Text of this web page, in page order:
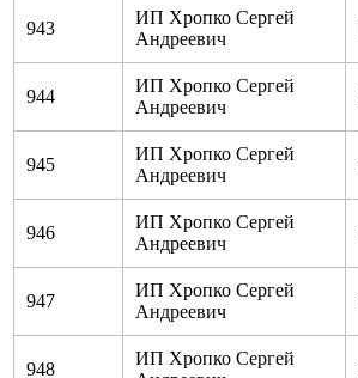
943
ИП Хропко Сергей
Андреевич
944
ИП Хропко Сергей
Андреевич
945
ИП Хропко Сергей
Андреевич
946
ИП Хропко Сергей
Андреевич
947
ИП Хропко Сергей
Андреевич
948
ИП Хропко Сергей